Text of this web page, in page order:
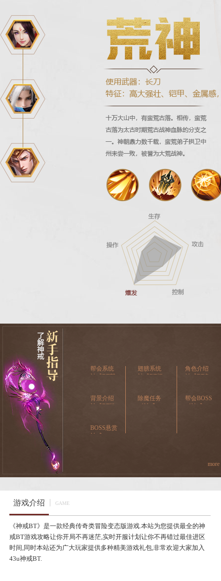
帮会系统
神戒BT帮
翅膀系统
神戒BT翅
角色介绍
神戒BT角
背景介绍
神戒BT游
除魔任务
《神戒
帮会BOSS
《神戒
BOSS悬赏
神戒
more
游戏介绍 GAME
《神戒BT》是一款经典传奇类冒险变态版游戏.本站为您提供最全的神
戒BT游戏攻略让你开局不再迷茫,实时开服计划让你不再错过最佳进区
时间,同时本站还为广大玩家提供多种精美游戏礼包,非常欢迎大家加入
43u神戒BT.